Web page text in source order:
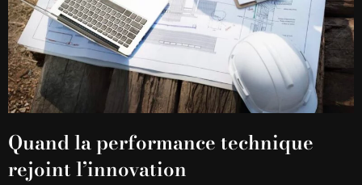
Quand la performance technique
rejoint l’innovation